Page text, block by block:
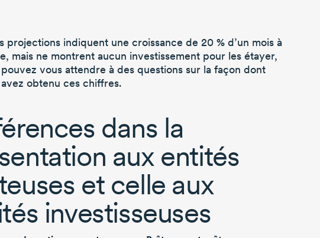
projections indiquent une croissance de 20 % d’un mois à
mais ne montrent aucun investissement pour les étayer,
vous attendre à des questions sur la façon dont
obtenu ces chiffres.
dans la
aux entités
et celle aux
investisseuses